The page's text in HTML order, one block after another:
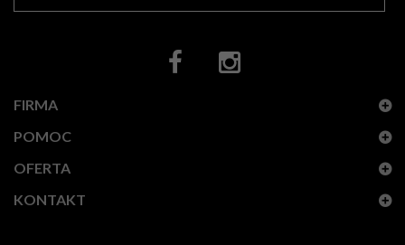
FIRMA
POMOC
OFERTA
KONTAKT